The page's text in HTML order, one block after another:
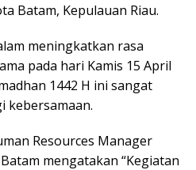
Batam, Kepulauan Riau.
meningkatkan rasa
pada hari Kamis 15 April
1442 H ini sangat
kebersamaan.
Resources Manager
mengatakan “Kegiatan